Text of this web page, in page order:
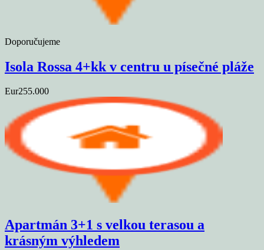
Doporučujeme
Isola Rossa 4+kk v centru u písečné pláže
Eur255.000
Apartmán 3+1 s velkou terasou a
krásným výhledem